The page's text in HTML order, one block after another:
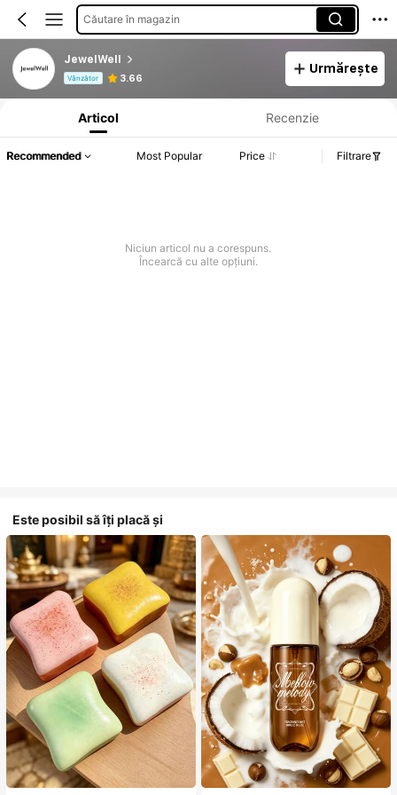
Căutare în magazin
JewelWell
Vânzător 3.66
Urmărește
Informații despre produs: Divulgarea prețului, detalii privind vânzările și stocul.
Articol Recenzie
Recommended Most Popular Price Filtrare
Niciun articol nu a corespuns.
Încearcă cu alte opțiuni.
Este posibil să îți placă și